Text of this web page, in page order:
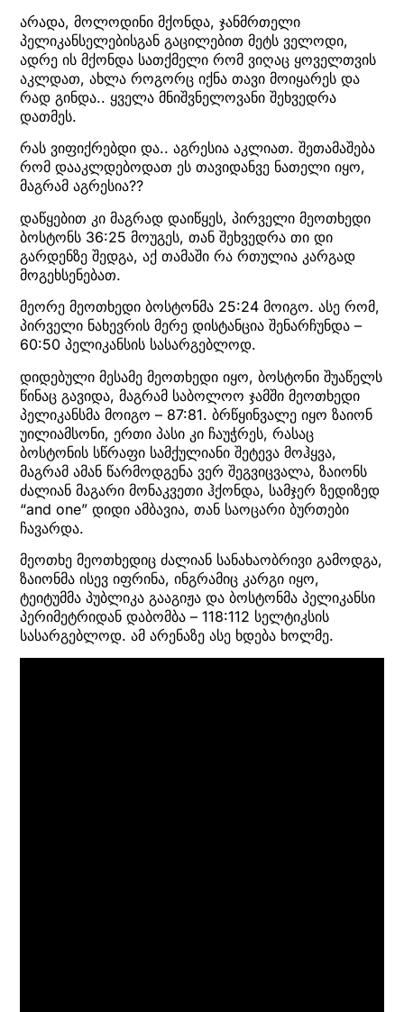
არადა, მოლოდინი მქონდა, ჯანმრთელი
პელიკანსელებისგან გაცილებით მეტს ველოდი,
ადრე ის მქონდა სათქმელი რომ ვიღაც ყოველთვის
აკლდათ, ახლა როგორც იქნა თავი მოიყარეს და
რად გინდა.. ყველა მნიშვნელოვანი შეხვედრა
დათმეს.
რას ვიფიქრებდი და.. აგრესია აკლიათ. შეთამაშება
რომ დააკლდებოდათ ეს თავიდანვე ნათელი იყო,
მაგრამ აგრესია??
დაწყებით კი მაგრად დაიწყეს, პირველი მეოთხედი
ბოსტონს 36:25 მოუგეს, თან შეხვედრა თი დი
გარდენზე შედგა, აქ თამაში რა რთულია კარგად
მოგეხსენებათ.
მეორე მეოთხედი ბოსტონმა 25:24 მოიგო. ასე რომ,
პირველი ნახევრის მერე დისტანცია შენარჩუნდა –
60:50 პელიკანსის სასარგებლოდ.
დიდებული მესამე მეოთხედი იყო, ბოსტონი შუაწელს
წინაც გავიდა, მაგრამ საბოლოო ჯამში მეოთხედი
პელიკანსმა მოიგო – 87:81. ბრწყინვალე იყო ზაიონ
უილიამსონი, ერთი პასი კი ჩაუჭრეს, რასაც
ბოსტონის სწრაფი სამქულიანი შეტევა მოჰყვა,
მაგრამ ამან წარმოდგენა ვერ შეგვიცვალა, ზაიონს
ძალიან მაგარი მონაკვეთი ჰქონდა, სამჯერ ზედიზედ
“and one” დიდი ამბავია, თან საოცარი ბურთები
ჩავარდა.
მეოთხე მეოთხედიც ძალიან სანახაობრივი გამოდგა,
ზაიონმა ისევ იფრინა, ინგრამიც კარგი იყო,
ტეიტუმმა პუბლიკა გააგიჟა და ბოსტონმა პელიკანსი
პერიმეტრიდან დაბომბა – 118:112 სელტიკსის
სასარგებლოდ. ამ არენაზე ასე ხდება ხოლმე.